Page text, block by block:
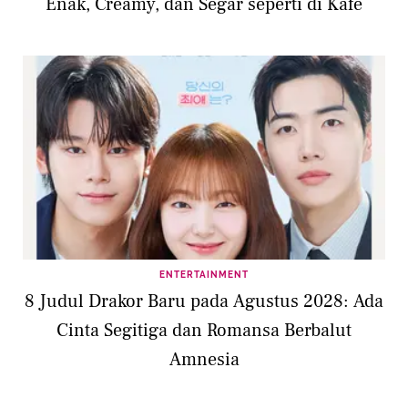
ENTERTAINMENT
8 Judul Drakor Baru pada Agustus 2028: Ada
Cinta Segitiga dan Romansa Berbalut
Amnesia